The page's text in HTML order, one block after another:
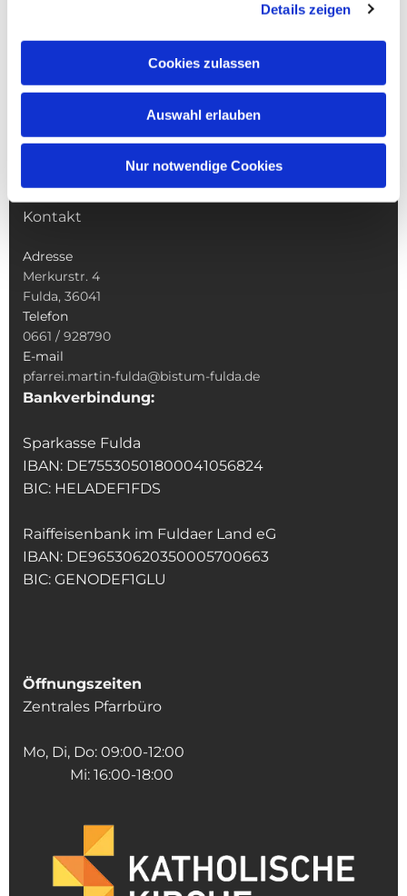
Details zeigen
Cookies zulassen
Auswahl erlauben
Nur notwendige Cookies
Gottesdienste
Veranstaltungen & Angebote
Kindertagesstätte St. Andreas
Kontakt
Adresse
Merkurstr. 4
Fulda, 36041
Telefon
0661 / 928790
E-mail
pfarrei.martin-fulda@bistum-fulda.de
Bankverbindung:
Sparkasse Fulda
IBAN: DE75530501800041056824
BIC: HELADEF1FDS
Raiffeisenbank im Fuldaer Land eG
IBAN: DE96530620350005700663
BIC: GENODEF1GLU
Öffnungszeiten
Zentrales Pfarrbüro
Mo, Di, Do: 09:00-12:00
Mi: 16:00-18:00